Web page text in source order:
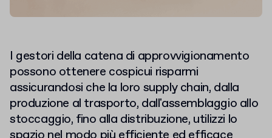
I gestori della catena di approvvigionamento
possono ottenere cospicui risparmi
assicurandosi che la loro supply chain, dalla
produzione al trasporto, dall'assemblaggio allo
stoccaggio, fino alla distribuzione, utilizzi lo